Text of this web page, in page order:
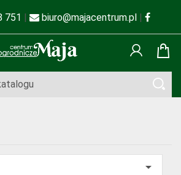
751 | biuro@majacentrum.pl |
